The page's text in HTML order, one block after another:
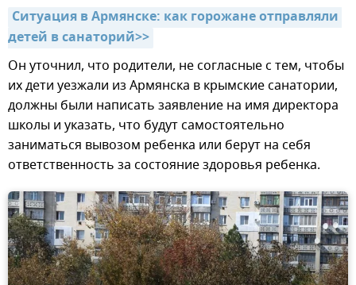
Ситуация в Армянске: как горожане отправляли
детей в санаторий>>
Он уточнил, что родители, не согласные с тем, чтобы
их дети уезжали из Армянска в крымские санатории,
должны были написать заявление на имя директора
школы и указать, что будут самостоятельно
заниматься вывозом ребенка или берут на себя
ответственность за состояние здоровья ребенка.